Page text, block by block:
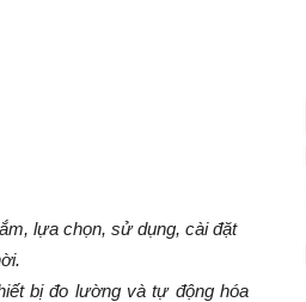
lựa chọn, sử dụng, cài đặt
bị đo lường và tự động hóa